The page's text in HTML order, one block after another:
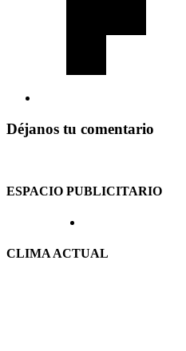
Déjanos tu comentario
ESPACIO PUBLICITARIO
CLIMA ACTUAL